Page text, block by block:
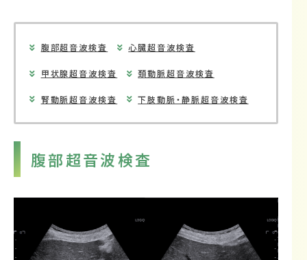
腹部超音波検査 心臓超音波検査
甲状腺超音波検査 頚動脈超音波検査
腎動脈超音波検査 下肢動脈・静脈超音波検査
腹部超音波検査